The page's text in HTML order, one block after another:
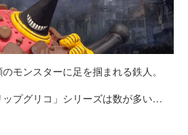
モンスターに足を掴まれる鉄人。
プグリコ」シリーズは数が多い…